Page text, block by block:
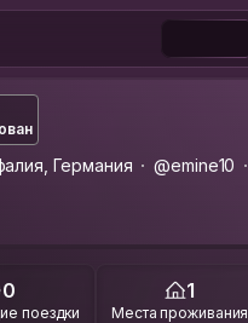
Германия @emine10
0
поездки
1
Места проживания